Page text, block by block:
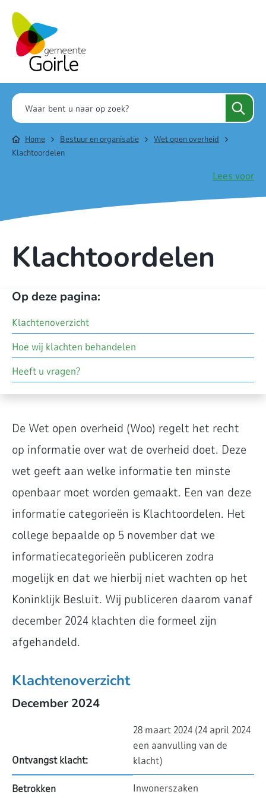
Home Bestuur en organisatie
Wet open overheid
Klachtoordelen
Lees voor
Klachtoordelen
De Wet open overheid (Woo) regelt het recht
op informatie over wat de overheid doet. Deze
wet geeft aan welke informatie ten minste
openbaar moet worden gemaakt. Een van deze
informatie categorieën is Klachtoordelen. Het
college bepaalde op 5 november dat we
informatiecategorieën publiceren zodra
mogelijk en dat we hierbij niet wachten op het
Koninklijk Besluit. Wij publiceren daarom vanaf
december 2024 klachten die formeel zijn
afgehandeld.
Klachtenoverzicht
December 2024
Ontvangst klacht:
28 maart 2024 (24 april 2024
een aanvulling van de
klacht)
Betrokken
Inwonerszaken
Op deze pagina:
Klachtenoverzicht
Hoe wij klachten behandelen
Heeft u vragen?